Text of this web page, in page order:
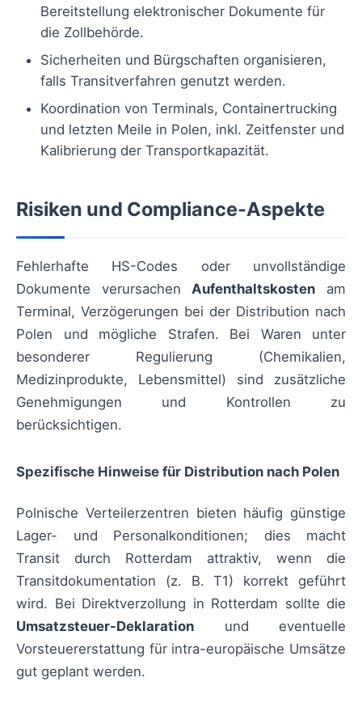
Bereitstellung elektronischer Dokumente für
die Zollbehörde.
Sicherheiten und Bürgschaften organisieren,
falls Transitverfahren genutzt werden.
Koordination von Terminals, Containertrucking
und letzten Meile in Polen, inkl. Zeitfenster und
Kalibrierung der Transportkapazität.
Risiken und Compliance-Aspekte
Fehlerhafte HS-Codes oder unvollständige
Dokumente verursachenAufenthaltskosten am
Terminal, Verzögerungen bei der Distribution nach
Polen und mögliche Strafen. Bei Waren unter
besonderer Regulierung (Chemikalien,
Medizinprodukte, Lebensmittel) sind zusätzliche
Genehmigungen und Kontrollen zu
berücksichtigen.
Spezifische Hinweise für Distribution nach Polen
Polnische Verteilerzentren bieten häufig günstige
Lager- und Personalkonditionen; dies macht
Transit durch Rotterdam attraktiv, wenn die
Transitdokumentation (z. B. T1) korrekt geführt
wird. Bei Direktverzollung in Rotterdam sollte die
Umsatzsteuer-Deklaration und eventuelle
Vorsteuererstattung für intra-europäische Umsätze
gut geplant werden.